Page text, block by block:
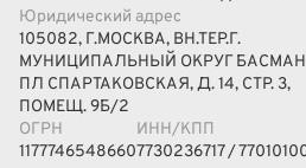
Юридический адрес
105082, Г.МОСКВА, ВН.ТЕР.Г.
МУНИЦИПАЛЬНЫЙ ОКРУГ
ПЛ СПАРТАКОВСКАЯ, Д. 14, СТР. 3,
ПОМЕЩ. 9Б/2
ОГРН
1177746548660
ИНН/КПП
7730236717 /